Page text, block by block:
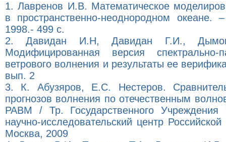
1. Лавренов И.В. Математическое
в пространственно-неоднородном океане.
1998.- 499 с.
2. Давидан И.Н, Давидан Г.И.,
Модифицированная версия спектрально-
ветрового волнения и результаты ее
вып. 2
3. К. Абузяров, Е.С. Нестеров.
прогнозов волнения по отечественным
PABM / Тр. Государственного Учреждения
научно-исследовательский центр
Москва, 2009